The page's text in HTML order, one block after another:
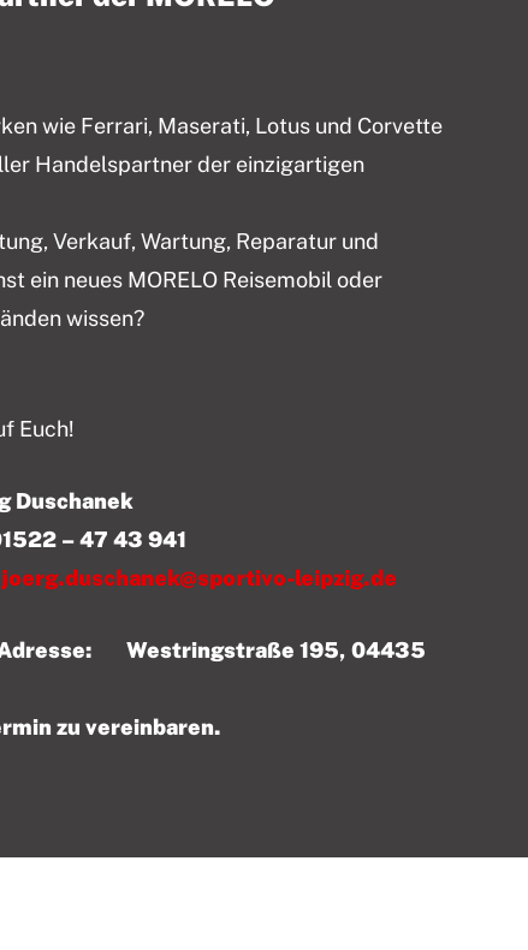
wie Ferrari, Maserati, Lotus und Corvette
Handelspartner der einzigartigen
Verkauf, Wartung, Reparatur und
ein neues MORELO Reisemobil oder
wissen?
Euch!
Duschanek
941
joerg.duschanek@sportivo-leipzig.de
Westringstraße 195, 04435
zu vereinbaren.